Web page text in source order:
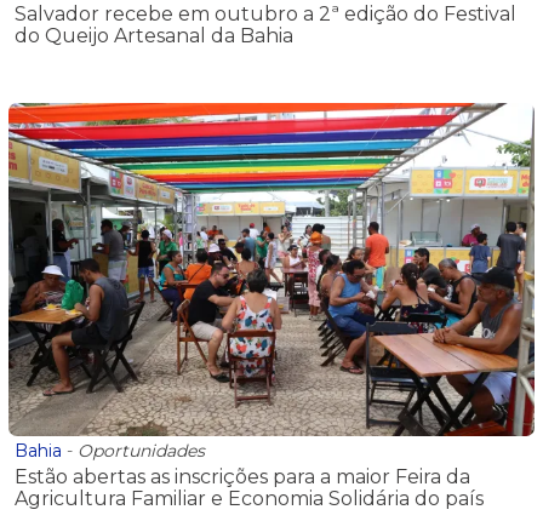
Salvador recebe em outubro a 2ª edição do Festival
do Queijo Artesanal da Bahia
Bahia - Oportunidades
Estão abertas as inscrições para a maior Feira da
Agricultura Familiar e Economia Solidária do país